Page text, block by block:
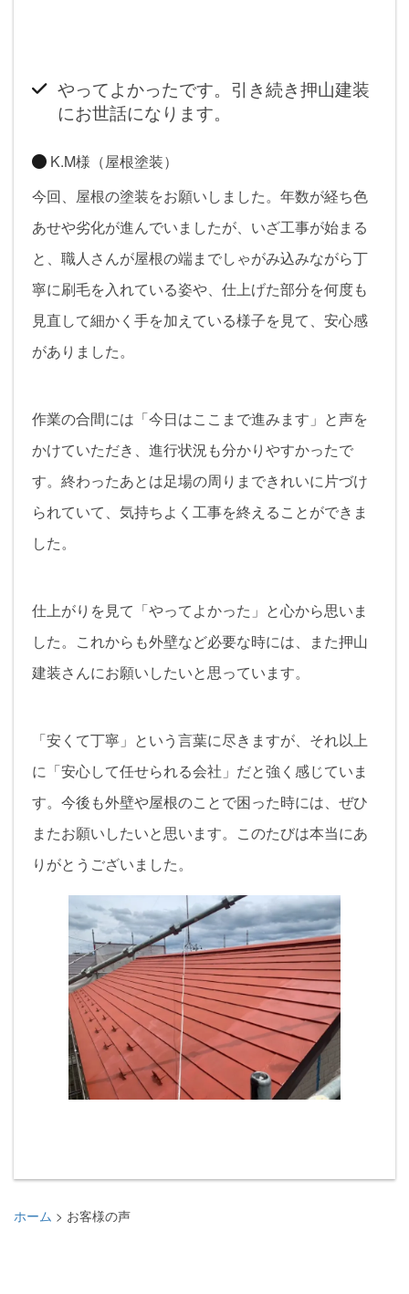
やってよかったです。引き続き押山建装
にお世話になります。
K.M様（屋根塗装）
今回、屋根の塗装をお願いしました。年数が経ち色
あせや劣化が進んでいましたが、いざ工事が始まる
と、職人さんが屋根の端までしゃがみ込みながら丁
寧に刷毛を入れている姿や、仕上げた部分を何度も
見直して細かく手を加えている様子を見て、安心感
がありました。
作業の合間には「今日はここまで進みます」と声を
かけていただき、進行状況も分かりやすかったで
す。終わったあとは足場の周りまできれいに片づけ
られていて、気持ちよく工事を終えることができま
した。
仕上がりを見て「やってよかった」と心から思いま
した。これからも外壁など必要な時には、また押山
建装さんにお願いしたいと思っています。
「安くて丁寧」という言葉に尽きますが、それ以上
に「安心して任せられる会社」だと強く感じていま
す。今後も外壁や屋根のことで困った時には、ぜひ
またお願いしたいと思います。このたびは本当にあ
りがとうございました。
ホーム > お客様の声